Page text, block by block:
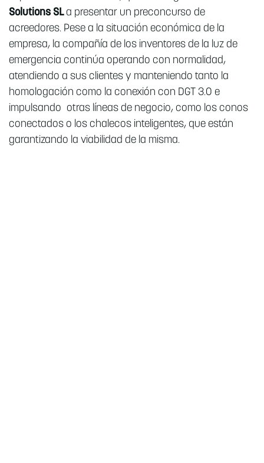
Solutions SLa presentar un preconcurso de
acreedores. Pese a la situación económica de la
empresa, la compañía de los inventores de la luz de
emergencia continúa operando con normalidad,
atendiendo a sus clientes y manteniendo tanto la
homologación como la conexión con DGT 3.0 e
impulsando otras líneas de negocio, como los conos
conectados o los chalecos inteligentes, que están
garantizando la viabilidad de la misma.